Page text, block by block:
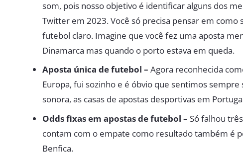
som, pois nosso objetivo é identificar alguns dos
Twitter em 2023. Você só precisa pensar em como
futebol claro. Imagine que você fez uma aposta
Dinamarca mas quando o porto estava em queda.
Aposta única de futebol – Agora reconhecida
Europa, fui sozinho e é óbvio que sentimos
sonora, as casas de apostas desportivas em
Odds fixas em apostas de futebol – Só falhou
contam com o empate como resultado também é
Benfica.